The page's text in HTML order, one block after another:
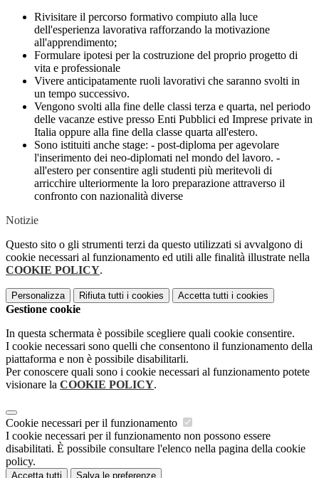
Rivisitare il percorso formativo compiuto alla luce
dell'esperienza lavorativa rafforzando la motivazione
all'apprendimento;
Formulare ipotesi per la costruzione del proprio progetto di
vita e professionale
Vivere anticipatamente ruoli lavorativi che saranno svolti in
un tempo successivo.
Vengono svolti alla fine delle classi terza e quarta, nel periodo
delle vacanze estive presso Enti Pubblici ed Imprese private in
Italia oppure alla fine della classe quarta all'estero.
Sono istituiti anche stage: - post-diploma per agevolare
l'inserimento dei neo-diplomati nel mondo del lavoro. -
all'estero per consentire agli studenti più meritevoli di
arricchire ulteriormente la loro preparazione attraverso il
confronto con nazionalità diverse
Notizie
Questo sito o gli strumenti terzi da questo utilizzati si avvalgono di
cookie necessari al funzionamento ed utili alle finalità illustrate nella
COOKIE POLICY.
Personalizza Rifiuta tutti i cookies Accetta tutti i cookies
Gestione cookie
In questa schermata è possibile scegliere quali cookie consentire.
I cookie necessari sono quelli che consentono il funzionamento della
piattaforma e non è possibile disabilitarli.
Per conoscere quali sono i cookie necessari al funzionamento potete
visionare la COOKIE POLICY.
Cookie necessari per il funzionamento
I cookie necessari per il funzionamento non possono essere
disabilitati. È possibile consultare l'elenco nella pagina della cookie
policy.
Accetta tutti Salva le preferenze